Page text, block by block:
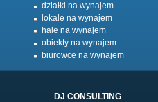
działki na wynajem
lokale na wynajem
hale na wynajem
obiekty na wynajem
biurowce na wynajem
DJ CONSULTING